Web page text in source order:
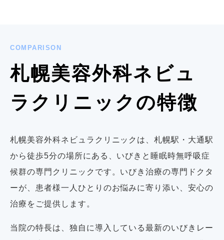
COMPARISON
札幌美容外科ネビュ
ラクリニックの特徴
札幌美容外科ネビュラクリニックは、札幌駅・大通駅
から徒歩5分の場所にある、いびきと睡眠時無呼吸症
候群の専門クリニックです。いびき治療の専門ドクタ
ーが、患者様一人ひとりのお悩みに寄り添い、安心の
治療をご提供します。
当院の特長は、独自に導入している最新のいびきレー